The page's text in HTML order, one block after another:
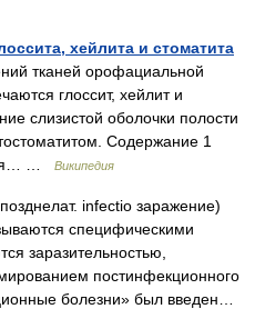
хейлита и стоматита
тканей орофациальной
глоссит, хейлит и
слизистой оболочки полости
Содержание 1
…
Википедия
infectio заражение)
специфическими
заразительностью,
постинфекционного
болезни» был введен…